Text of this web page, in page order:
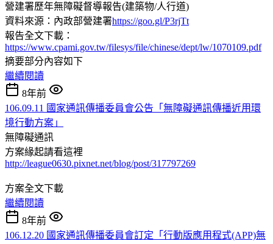
營建署歷年無障礙督導報告(建築物/人行道)
資料來源：內政部營建署https://goo.gl/P3rjTt
報告全文下載：
https://www.cpami.gov.tw/filesys/file/chinese/dept/lw/1070109.pdf
摘要部分內容如下
繼續閱讀
8年前
106.09.11 國家通訊傳播委員會公告「無障礙通訊傳播近用環
境行動方案」
無障礙通訊
方案緣起請看這裡
http://league0630.pixnet.net/blog/post/317797269
方案全文下載
繼續閱讀
8年前
106.12.20 國家通訊傳播委員會訂定「行動版應用程式(APP)無